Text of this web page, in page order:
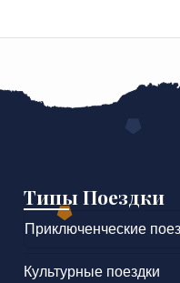
Типы Поездки
Приключенческие
Культурные поездки